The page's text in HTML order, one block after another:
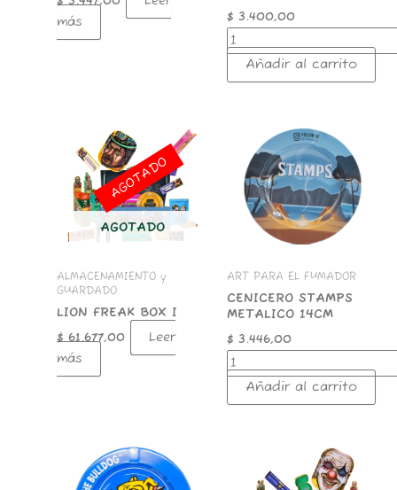
más
$ 3.400,00
Añadir al carrito
AGOTADO
ALMACENAMIENTO y
GUARDADO
LION FREAK BOX I
$61.677,00
Leer
más
AGOTADO
ART PARA EL FUMADOR
CENICERO STAMPS
METALICO 14CM
$ 3.446,00
STAMPS
METALICO
14CM
cantidad
Añadir al carrito
BULL